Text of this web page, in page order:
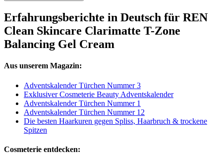
Erfahrungsberichte in Deutsch für REN
Clean Skincare Clarimatte T-Zone
Balancing Gel Cream
Aus unserem Magazin:
Adventskalender Türchen Nummer 3
Exklusiver Cosmeterie Beauty Adventskalender
Adventskalender Türchen Nummer 1
Adventskalender Türchen Nummer 12
Die besten Haarkuren gegen Spliss, Haarbruch & trockene
Spitzen
Cosmeterie entdecken: